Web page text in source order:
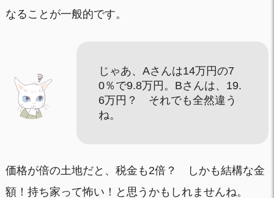
なることが一般的です。
じゃあ、Aさんは14万円の7
0％で9.8万円。Bさんは、19.
6万円？ それでも全然違う
ね。
価格が倍の土地だと、税金も2倍？ しかも結構な金
額！持ち家って怖い！と思うかもしれませんね。